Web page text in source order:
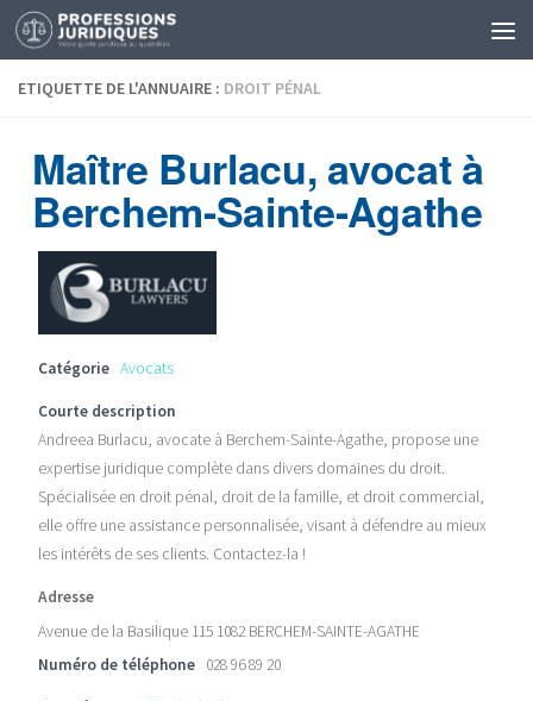
ETIQUETTE DE L'ANNUAIRE : DROIT PÉNAL
Maître Burlacu, avocat à
Berchem-Sainte-Agathe
Catégorie Avocats
Courte description
Andreea Burlacu, avocate à Berchem-Sainte-Agathe, propose une
expertise juridique complète dans divers domaines du droit.
Spécialisée en droit pénal, droit de la famille, et droit commercial,
elle offre une assistance personnalisée, visant à défendre au mieux
les intérêts de ses clients. Contactez-la !
Adresse
Avenue de la Basilique 115 1082 BERCHEM-SAINTE-AGATHE
Numéro de téléphone 028 96 89 20